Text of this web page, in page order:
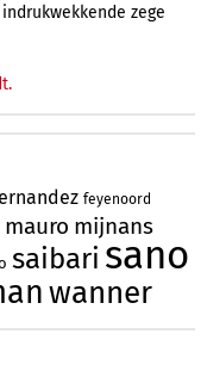
zege
feyenoord
mauro mijnans
saibari sano
wanner